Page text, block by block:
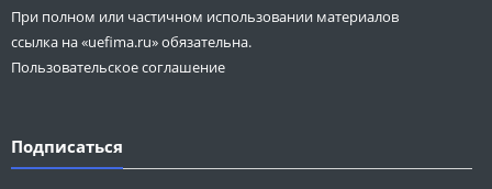
При полном или частичном использовании материалов
ссылка на «uefima.ru» обязательна.
Пользовательское соглашение
Подписаться